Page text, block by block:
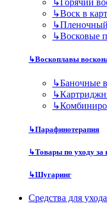
↳ Горячий
↳Воск в
↳
↳Восковые
↳Воскоплавы
↳Баночные
↳
↳
↳Парафинотерапия
↳Товары по уходу за
↳Шугаринг
Средства для